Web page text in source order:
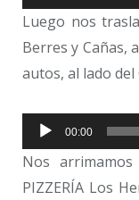
de
audio
Luego nos
Berres y Cañas,
autos, al lado del
Reproductor
de
00:00
Nos
PIZZERÍA Los